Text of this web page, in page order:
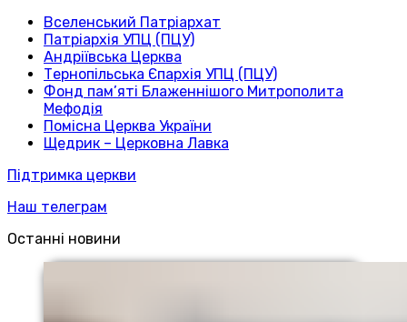
Вселенський Патріархат
Патріархія УПЦ (ПЦУ)
Андріївська Церква
Тернопільська Єпархія УПЦ (ПЦУ)
Фонд пам’яті Блаженнішого Митрополита
Мефодія
Помісна Церква України
Щедрик – Церковна Лавка
Підтримка церкви
Наш телеграм
Останні новини